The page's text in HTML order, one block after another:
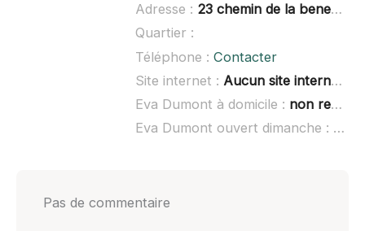
Adresse : 23 chemin de la benediction, 42170 Saint-Just-Saint-Rambert
Quartier :
Téléphone : Contacter
Site internet : Aucun site internet connu
Eva Dumont à domicile : non renseigné
Eva Dumont ouvert dimanche :
non
Pas de commentaire